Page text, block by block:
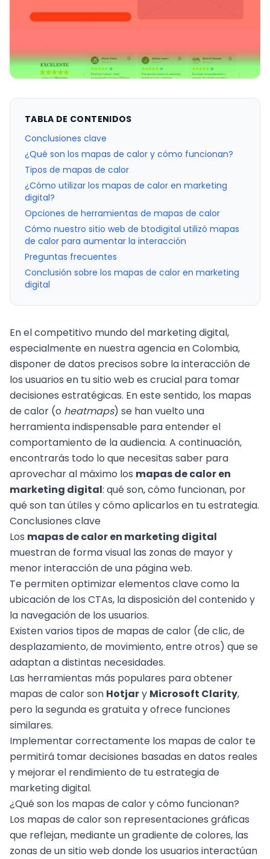
TABLA DE CONTENIDOS
Conclusiones clave
¿Qué son los mapas de calor y cómo funcionan?
Tipos de mapas de calor
¿Cómo utilizar los mapas de calor en marketing
digital?
Opciones de herramientas de mapas de calor
Cómo nuestro sitio web de btodigital utilizó mapas
de calor para aumentar la interacción
Preguntas frecuentes
Conclusión sobre los mapas de calor en marketing
digital
En el competitivo mundo del marketing digital,
especialmente en nuestraagencia en Colombia,
disponer de datos precisos sobre la interacción de
los usuarios en tu sitio web es crucial para tomar
decisiones estratégicas. En este sentido, los mapas
de calor (o heatmaps) se han vuelto una
herramienta indispensable para entender el
comportamiento de la audiencia. A continuación,
encontrarás todo lo que necesitas saber para
aprovechar al máximo los mapas de calor en
marketing digital: qué son, cómo funcionan, por
qué son tan útiles y cómo aplicarlos en tu estrategia.
Conclusiones clave
Los mapas de calor en marketing digital
muestran de forma visual las zonas de mayor y
menor interacción de una página web.
Te permiten optimizar elementos clave como la
ubicación de los CTAs, la disposición del contenido y
la navegación de los usuarios.
Existen varios tipos de mapas de calor (de clic, de
desplazamiento, de movimiento, entre otros) que se
adaptan a distintas necesidades.
Las herramientas más populares para obtener
mapas de calor son Hotjary Microsoft Clarity,
pero la segunda es gratuita y ofrece funciones
similares.
Implementar correctamente los mapas de calor te
permitirá tomar decisiones basadas en datos reales
y mejorar el rendimiento de tuestrategia de
marketingdigital.
¿Qué son los mapas de calor y cómo funcionan?
Los mapas de calor son representaciones gráficas
que reflejan, mediante un gradiente de colores, las
zonas de un sitio web donde los usuarios interactúan